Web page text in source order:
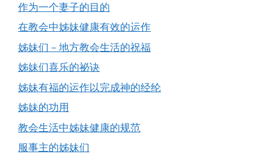
作为一个妻子的目的
在教会中姊妹健康有效的运作
姊妹们－地方教会生活的祝福
姊妹们喜乐的祕诀
姊妹有福的运作以完成神的经纶
姊妹的功用
教会生活中姊妹健康的规范
服事主的姊妹们